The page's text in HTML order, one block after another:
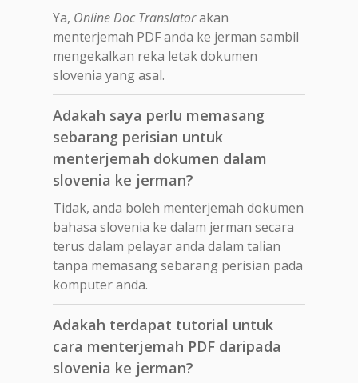
Ya, Online Doc Translatorakan
menterjemah PDF anda ke jerman sambil
mengekalkan reka letak dokumen
slovenia yang asal.
Adakah saya perlu memasang
sebarang perisian untuk
menterjemah dokumen dalam
slovenia ke jerman?
Tidak, anda boleh menterjemah dokumen
bahasa slovenia ke dalam jerman secara
terus dalam pelayar anda dalam talian
tanpa memasang sebarang perisian pada
komputer anda.
Adakah terdapat tutorial untuk
cara menterjemah PDF daripada
slovenia ke jerman?